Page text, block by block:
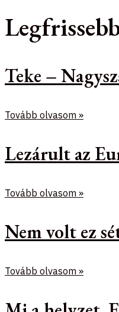
Teke –
Tovább olvasom »
Lezárult az
Tovább olvasom »
Nem volt ez
Tovább olvasom »